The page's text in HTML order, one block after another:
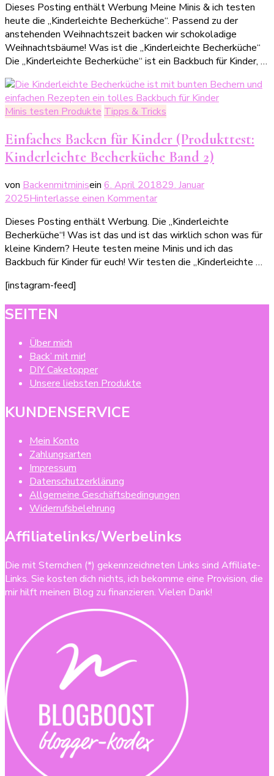
Weihnachtsbäume
(Produkttest:
Kinderleichte
Becherküche
Band
8)
Dieses Posting enthält Werbung Meine Minis & ich testen
heute die „Kinderleichte Becherküche“. Passend zu der
anstehenden Weihnachtszeit backen wir schokoladige
Weihnachtsbäume! Was ist die „Kinderleichte Becherküche“
Die „Kinderleichte Becherküche“ ist ein Backbuch für Kinder, …
Minis testen Produkte Tipps & Tricks
Einfaches Backen für Kinder (Produkttest:
Kinderleichte Becherküche Band 2)
von Backenmitminisein 6. April 201829. Januar
2025Hinterlasse einen Kommentarzu
Backen
für
Kinder
(Produkttest:
Band
Dieses Posting enthält Werbung. Die „Kinderleichte
Becherküche“! Was ist das und ist das wirklich schon was für
kleine Kindern? Heute testen meine Minis und ich das
Backbuch für Kinder für euch! Wir testen die „Kinderleichte …
[instagram-feed]
SEITEN
Über mich
Back’ mit mir!
DIY Caketopper
Unsere liebsten Produkte
KUNDENSERVICE
Mein Konto
Zahlungsarten
Impressum
Datenschutzerklärung
Allgemeine Geschäftsbedingungen
Widerrufsbelehrung
Affiliatelinks/Werbelinks
Die mit Sternchen (*) gekennzeichneten Links sind Affiliate-
Links. Sie kosten dich nichts, ich bekomme eine Provision, die
mir hilft meinen Blog zu finanzieren. Vielen Dank!